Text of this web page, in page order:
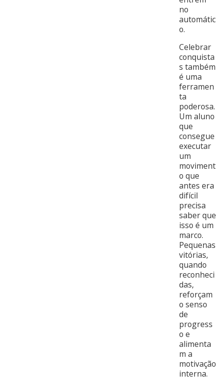
no
automátic
o.
Celebrar
conquista
s também
é uma
ferramen
ta
poderosa.
Um aluno
que
consegue
executar
um
moviment
o que
antes era
difícil
precisa
saber que
isso é um
marco.
Pequenas
vitórias,
quando
reconheci
das,
reforçam
o senso
de
progress
o e
alimenta
m a
motivação
interna.